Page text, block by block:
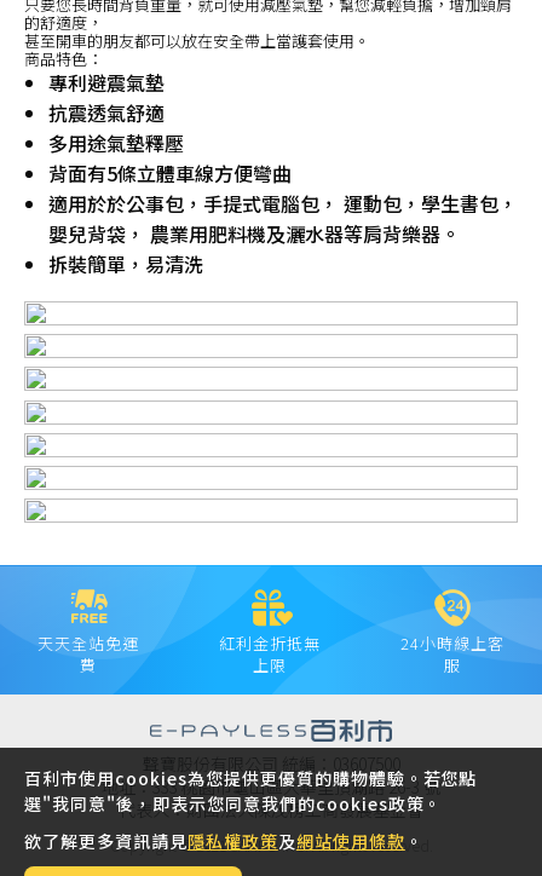
的舒適度，
甚至開車的朋友都可以放在安全帶上當護套使用。
商品特色：
專利避震氣墊
抗震透氣舒適
多用途氣墊釋壓
背面有5條立體車線方便彎曲
適用於於公事包，手提式電腦包， 運動包，學生書包，
嬰兒背袋， 農業用肥料機及灑水器等肩背樂器。
拆裝簡單，易清洗
天天全站免運
費
紅利金折抵無
上限
24小時線上客
服
聲寶股份有限公司 統編：03607500
地址：333 桃園市龜山區大華里頂湖路 26-3 號
代表人：財團法人陳茂榜工商發展基金會
Copyright © 2021 SAMPO INC. All rights reserved.
百利市使用cookies為您提供更優質的購物體驗。若您點
選"我同意"後，即表示您同意我們的cookies政策。
欲了解更多資訊請見隱私權政策及網站使用條款 。